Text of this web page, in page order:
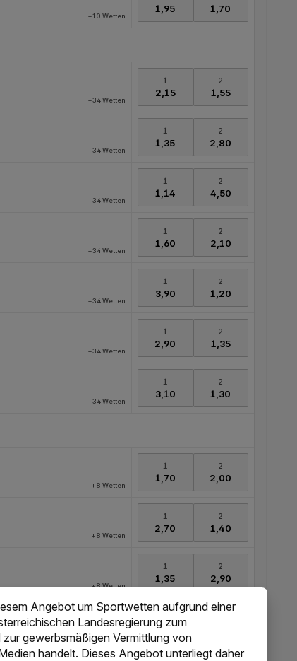
Angebot um Sportwetten aufgrund einer
Landesregierung zum
gewerbsmäßigen Vermittlung von
handelt. Dieses Angebot unterliegt daher